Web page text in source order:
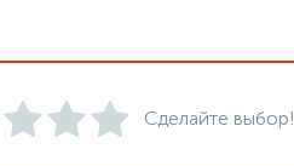
Сделайте выбор!